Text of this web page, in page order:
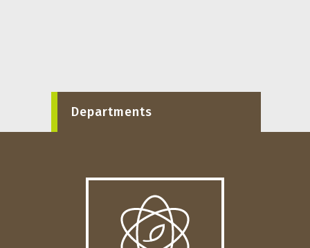
Departments